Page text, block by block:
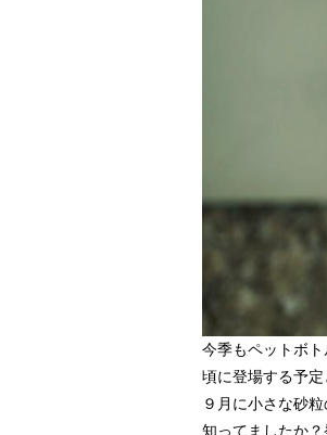
今季もペットボ
頃に登場する予定
９月に小さな砂